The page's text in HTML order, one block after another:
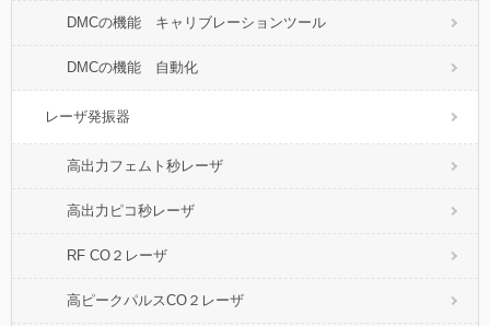
DMCの機能 キャリブレーションツール
DMCの機能 自動化
レーザ発振器
高出力フェムト秒レーザ
高出力ピコ秒レーザ
RF CO２レーザ
高ピークパルスCO２レーザ